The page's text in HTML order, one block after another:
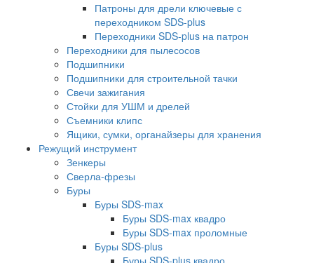
Патроны для дрели ключевые с
переходником SDS-plus
Переходники SDS-plus на патрон
Переходники для пылесосов
Подшипники
Подшипники для строительной тачки
Свечи зажигания
Стойки для УШМ и дрелей
Съемники клипс
Ящики, сумки, органайзеры для хранения
Режущий инструмент
Зенкеры
Сверла-фрезы
Буры
Буры SDS-max
Буры SDS-max квадро
Буры SDS-max проломные
Буры SDS-plus
Буры SDS-plus квадро